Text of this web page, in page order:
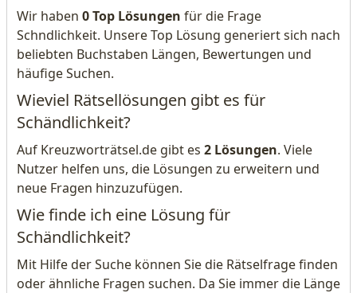
Wir haben 0 Top Lösungen für die Frage
Schndlichkeit. Unsere Top Lösung generiert sich nach
beliebten Buchstaben Längen, Bewertungen und
häufige Suchen.
Wieviel Rätsellösungen gibt es für
Schändlichkeit?
Auf Kreuzworträtsel.de gibt es 2 Lösungen. Viele
Nutzer helfen uns, die Lösungen zu erweitern und
neue Fragen hinzuzufügen.
Wie finde ich eine Lösung für
Schändlichkeit?
Mit Hilfe der Suche können Sie die Rätselfrage finden
oder ähnliche Fragen suchen. Da Sie immer die Länge